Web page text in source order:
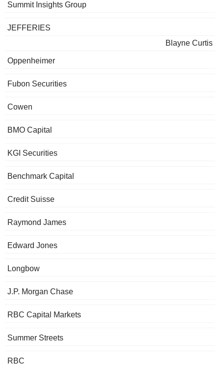
Summit Insights Group
JEFFERIES
Blayne Curtis
Oppenheimer
Fubon Securities
Cowen
BMO Capital
KGI Securities
Benchmark Capital
Credit Suisse
Raymond James
Edward Jones
Longbow
J.P. Morgan Chase
RBC Capital Markets
Summer Streets
RBC